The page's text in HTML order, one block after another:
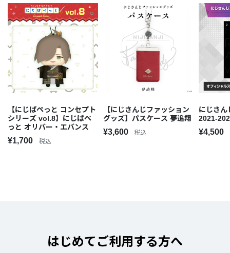
【にじぱぺっと コンセプト
シリーズ vol.8】にじぱぺ
っと オリバー・エバンス
¥1,700 税込
【にじさんじファッション
グッズ】パスケース 夢追翔
¥3,600 税込
にじさん
2021-
¥4,500
はじめてご利用する方へ